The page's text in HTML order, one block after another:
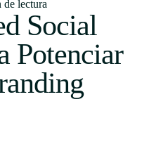
de lectura
Social
Potenciar